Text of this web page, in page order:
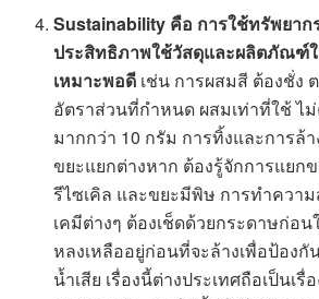
Sustainability คือ การใช้ทรัพยาก
ประสิทธิภาพใช้วัสดุและผลิตภัณฑ์
เหมาะพอดี เช่น การผสมสี ต้องชั่ง
อัตราส่วนที่กำหนด ผสมเท่าที่ใช้ ไ
มากกว่า 10 กรัม การทิ้งและการล้
ขยะแยกต่างหาก ต้องรู้จักการแยก
รีไซเคิล และขยะมีพิษ การทำควา
เคมีต่างๆ ต้องเช็ดด้วยกระดาษก่อ
หลงเหลืออยู่ก่อนที่จะล้างเพื่อป้องกั
น้ำเสีย เรื่องนี้ต่างประเทศถือเป็นเ